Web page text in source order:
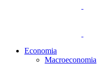
Economia
Macroeconomia